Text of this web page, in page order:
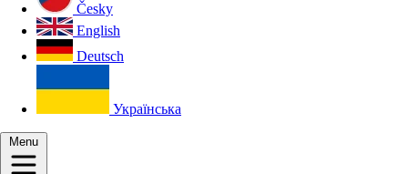
Česky
English
Deutsch
Українська
Menu